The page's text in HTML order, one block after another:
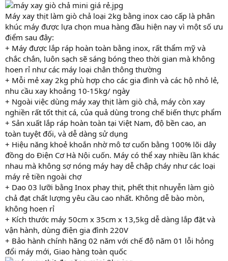
Máy xay thịt làm giò chả loại 2kg bằng inox cao cấp là phân
khúc máy được lựa chọn mua hàng đầu hiện nay vì một số ưu
điểm sau đây:
+ Máy được lắp ráp hoàn toàn bằng inox, rất thẩm mỹ và
chắc chắn, luôn sạch sẽ sáng bóng theo thời gian mà không
hoen rỉ như các máy loại chân thông thường
+ Mỗi mẻ xay 2kg phù hợp cho các gia đình và các hộ nhỏ lẻ,
nhu cầu xay khoảng 10-15kg/ ngày
+ Ngoài việc dùng máy xay thịt làm giò chả, máy còn xay
nghiền rất tốt thịt cá, của quả dùng trong chế biến thực phẩm
+ Sản xuất lắp ráp hoàn toàn tại Việt Nam, độ bền cao, an
toàn tuyệt đối, và dễ dàng sử dụng
+ Hiệu năng khoẻ khoắn nhờ mô tơ cuốn bằng 100% lõi dây
đồng do Điện Cơ Hà Nội cuốn. Máy có thể xay nhiều lần khác
nhau mà không sợ nóng máy hay dễ chập cháy như các loại
máy rẻ tiền ngoài chợ
+ Dao 03 lưỡi bằng Inox phay thịt, phết thịt nhuyễn làm giò
chả đạt chất lượng yêu cầu cao nhất. Không dễ bào mòn,
không hoen rỉ
+ Kích thước máy 50cm x 35cm x 13,5kg dễ dàng lắp đặt và
vận hành, dùng điện gia đình 220V
+ Bảo hành chính hãng 02 năm với chế độ năm 01 lỗi hỏng
đổi máy mới, Giao hàng toàn quốc